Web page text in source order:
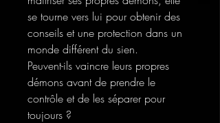
se tourne vers lui pour obtenir des
conseils et une protection dans un
monde différent du sien.
Peuvent-ils vaincre leurs propres
démons avant de prendre le
contrôle et de les séparer pour
toujours ?